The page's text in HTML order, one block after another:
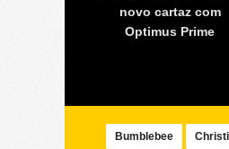
novo cartaz com
Optimus Prime
Bumblebee